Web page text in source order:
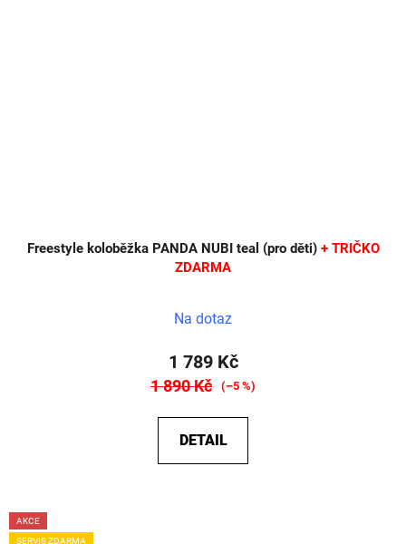
Freestyle koloběžka PANDA NUBI teal (pro děti) + TRIČKO
ZDARMA
Na dotaz
1 789 Kč
1 890 Kč (–5 %)
DETAIL
AKCE
SERVIS ZDARMA